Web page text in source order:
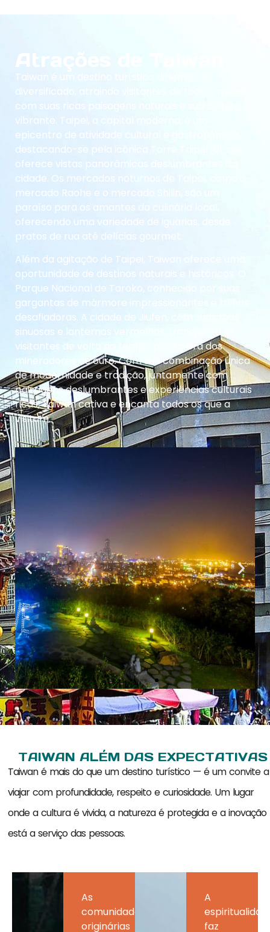
Atrações de Taiwan
Taiwan é um destino turístico dinâmico e
diversificado, atraindo visitantes de todo o mundo
com suas ricas paisagens naturais e sua cultura
vibrante. Taipei, a capital moderna, é um
epicentro de atividade cultural e gastronômica,
destacando-se pela icônica Torre Taipei 101, que
oferece vistas panorâmicas deslumbrantes da
cidade. Os mercados noturnos de Taipei, como o
mercado Raohe e o mercado Shilin, são um
paraíso para os amantes da culinária local,
oferecendo uma variedade de iguarias, desde
pratos de rua até delícias gourmet.
Além da agitação de Taipei, Taiwan oferece uma
oportunidade de destinos naturais e históricos. O
Parque Nacional de Taroko, conhecido por suas
gargantas de mármore impressionantes e trilhas
desafiadoras. A cidade de Jiufen, com suas ruas
sinuosas e lanternas vermelhas, transporta os
visitantes de volta no tempo para a era dos
mineradores de ouro. Com sua combinação única
de modernidade e tradição, juntamente com
paisagens deslumbrantes e experiências culturais
ricas, Taiwan cativa e encanta todos os que a
visitam.
TAIWAN ALÉM DAS EXPECTATIVAS
Taiwan é mais do que um destino turístico — é um convite a
viajar com profundidade, respeito e curiosidade. Um lugar
onde a cultura é vivida, a natureza é protegida e a inovação
está a serviço das pessoas.
As
comunidades
originárias
A
faz